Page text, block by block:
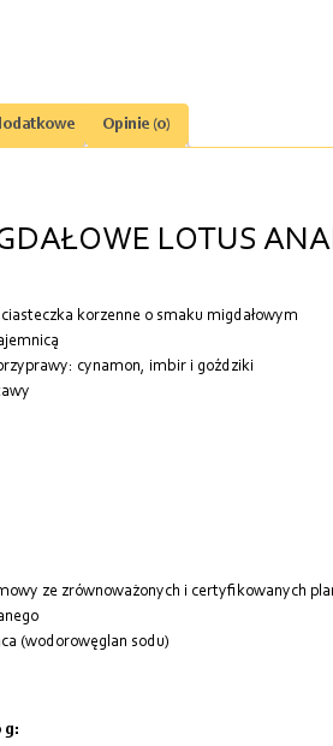
Opinie (0)
LOTUS
korzenne o smaku migdałowym
cynamon, imbir i goździki
ze zrównoważonych i certyfikowanych
(wodorowęglan sodu)
g: